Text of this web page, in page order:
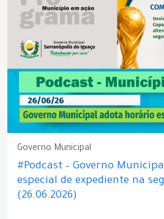
Governo Municipal
#Podcast – Governo
especial de expediente na
(26.06.2026)